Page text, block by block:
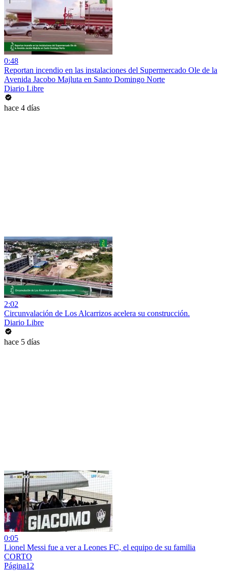
0:48
Reportan incendio en las instalaciones del Supermercado Ole de la
Avenida Jacobo Majluta en Santo Domingo Norte
Diario Libre
hace 4 días
2:02
Circunvalación de Los Alcarrizos acelera su construcción.
Diario Libre
hace 5 días
0:05
Lionel Messi fue a ver a Leones FC, el equipo de su familia
CORTO
Página12